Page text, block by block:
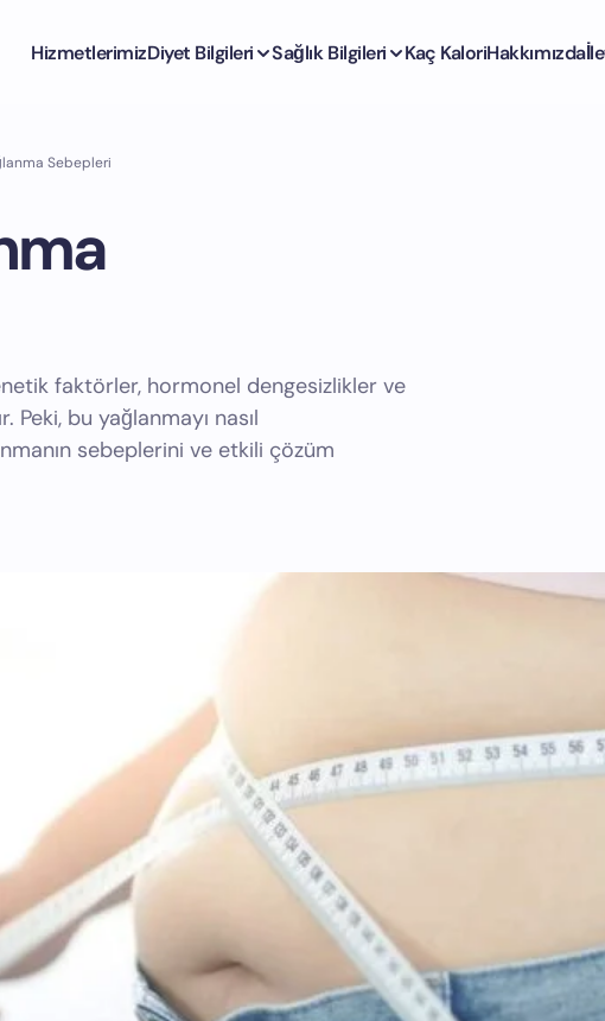
HizmetlerimizDiyet Bilgileri Sağlık Bilgileri Kaç KaloriHakkımızda
Sebepleri
faktörler, hormonel dengesizlikler ve
Peki, bu yağlanmayı nasıl
sebeplerini ve etkili çözüm